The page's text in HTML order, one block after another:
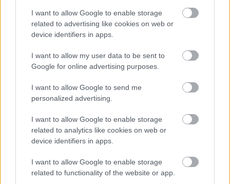
I want to allow Google to enable storage
related to advertising like cookies on web or
device identifiers in apps.
I want to allow my user data to be sent to
Google for online advertising purposes.
I want to allow Google to send me
personalized advertising.
I want to allow Google to enable storage
related to analytics like cookies on web or
device identifiers in apps.
I want to allow Google to enable storage
related to functionality of the website or app.
Vegasi hírek
Kelle Botond•2008. augusztus 06.
Bezár a World's Greatest Magic ShowSzeptember 2-
ával bezárja a kapuit a World's Greatest Magic